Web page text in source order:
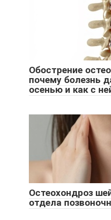
Обострение
почему болезнь
осенью и как с
Остеохондроз
отдела